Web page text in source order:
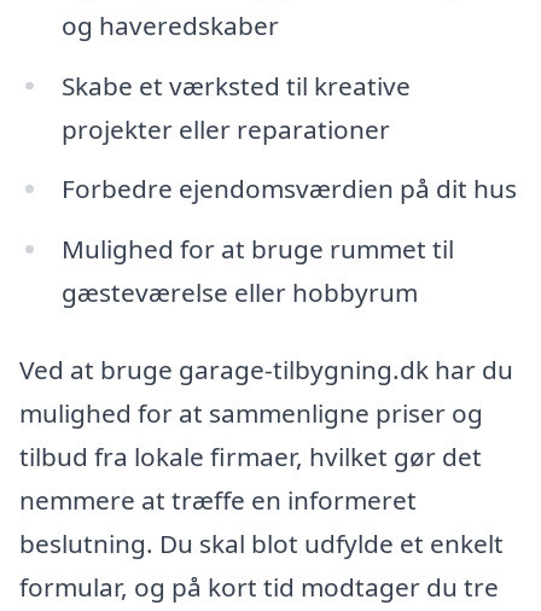
og haveredskaber
Skabe et værksted til kreative
projekter eller reparationer
Forbedre ejendomsværdien på dit hus
Mulighed for at bruge rummet til
gæsteværelse eller hobbyrum
Ved at bruge garage-tilbygning.dk har du
mulighed for at sammenligne priser og
tilbud fra lokale firmaer, hvilket gør det
nemmere at træffe en informeret
beslutning. Du skal blot udfylde et enkelt
formular, og på kort tid modtager du tre